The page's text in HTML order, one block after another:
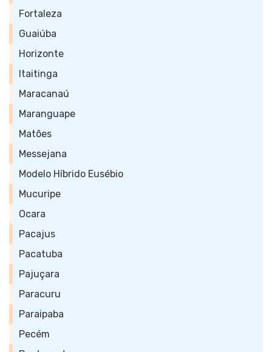
Fortaleza
Guaiúba
Horizonte
Itaitinga
Maracanaú
Maranguape
Matões
Messejana
Modelo Híbrido Eusébio
Mucuripe
Ocara
Pacajus
Pacatuba
Pajuçara
Paracuru
Paraipaba
Pecém